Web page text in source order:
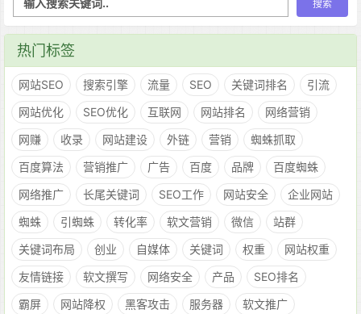
热门标签
网站SEO 搜索引擎 流量 SEO 关键词排名
引流
网站优化
SEO优化 互联网 网站排名
网络营销
网赚
收录 网站建设 外链 营销
蜘蛛抓取
百度算法
营销推广 广告 百度 品牌
百度蜘蛛
网络推广
长尾关键词 SEO工作 网站安全
企业网站
蜘蛛
引蜘蛛 转化率 软文营销 微信
站群
关键词布局
创业 自媒体 关键词 权重
网站权重
友情链接
软文撰写 网络安全 产品
SEO排名
霸屏
网站降权 黑客攻击 服务器 软文推广